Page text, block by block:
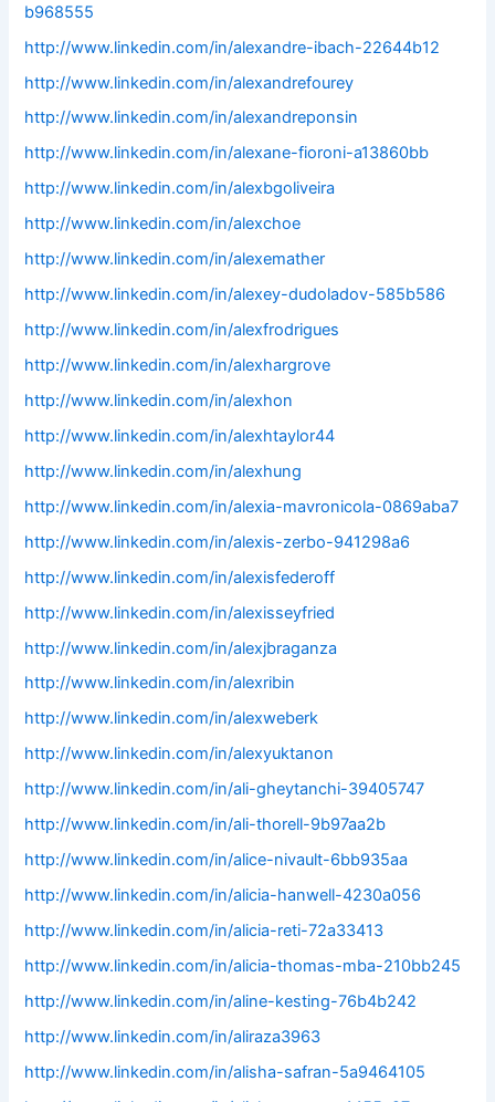
b968555
http://www.linkedin.com/in/alexandre-ibach-22644b12
http://www.linkedin.com/in/alexandrefourey
http://www.linkedin.com/in/alexandreponsin
http://www.linkedin.com/in/alexane-fioroni-a13860bb
http://www.linkedin.com/in/alexbgoliveira
http://www.linkedin.com/in/alexchoe
http://www.linkedin.com/in/alexemather
http://www.linkedin.com/in/alexey-dudoladov-585b586
http://www.linkedin.com/in/alexfrodrigues
http://www.linkedin.com/in/alexhargrove
http://www.linkedin.com/in/alexhon
http://www.linkedin.com/in/alexhtaylor44
http://www.linkedin.com/in/alexhung
http://www.linkedin.com/in/alexia-mavronicola-0869aba7
http://www.linkedin.com/in/alexis-zerbo-941298a6
http://www.linkedin.com/in/alexisfederoff
http://www.linkedin.com/in/alexisseyfried
http://www.linkedin.com/in/alexjbraganza
http://www.linkedin.com/in/alexribin
http://www.linkedin.com/in/alexweberk
http://www.linkedin.com/in/alexyuktanon
http://www.linkedin.com/in/ali-gheytanchi-39405747
http://www.linkedin.com/in/ali-thorell-9b97aa2b
http://www.linkedin.com/in/alice-nivault-6bb935aa
http://www.linkedin.com/in/alicia-hanwell-4230a056
http://www.linkedin.com/in/alicia-reti-72a33413
http://www.linkedin.com/in/alicia-thomas-mba-210bb245
http://www.linkedin.com/in/aline-kesting-76b4b242
http://www.linkedin.com/in/aliraza3963
http://www.linkedin.com/in/alisha-safran-5a9464105